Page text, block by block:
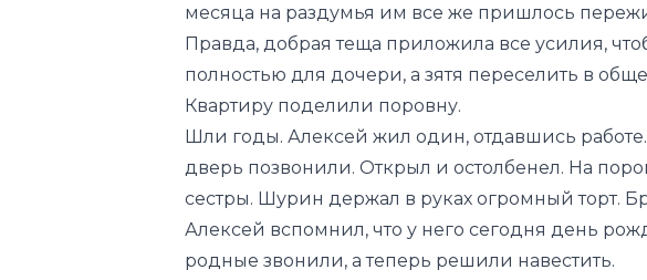
месяца на раздумья им все же пришлось
Правда, добрая теща приложила все усилия,
полностью для дочери, а зятя переселить в
Квартиру поделили поровну.
Шли годы. Алексей жил один, отдавшись работе.
дверь позвонили. Открыл и остолбенел. На
сестры. Шурин держал в руках огромный торт.
Алексей вспомнил, что у него сегодня день
родные звонили, а теперь решили навестить.